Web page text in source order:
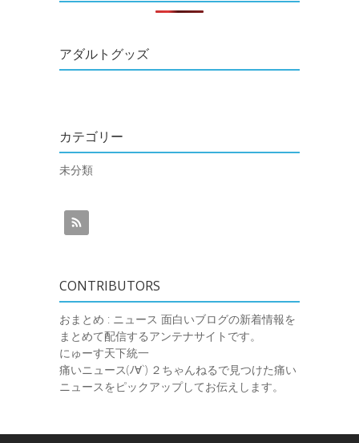
アダルトグッズ
カテゴリー
未分類
CONTRIBUTORS
おまとめ : ニュース 面白いブログの新着情報を
まとめて配信するアンテナサイトです。
にゅーす天下統一
痛いニュース(ﾉ∀`) ２ちゃんねるで見つけた痛い
ニュースをピックアップしてお伝えします。